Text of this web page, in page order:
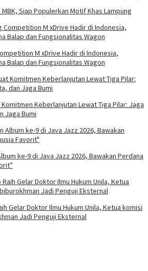
Siap Populerkan Motif Khas Lampung
M xDrive Hadir di Indonesia,
Balap dan Fungsionalitas Wagon
Keberlanjutan Lewat Tiga Pilar: Jaga
Jaga Bumi
ke-9 di Java Jazz 2026, Bawakan Perdana
Gelar Doktor Ilmu Hukum Unila, Ketua komisi
Jadi Penguji Eksternal